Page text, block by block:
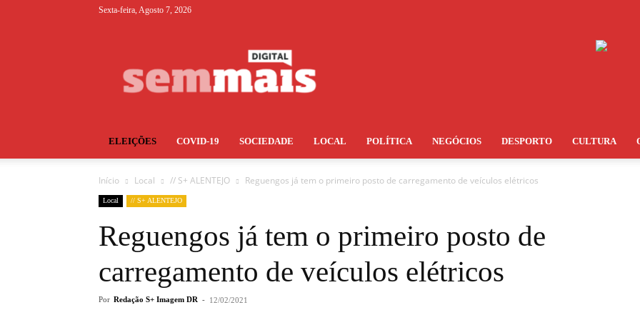
Sexta-feira, Agosto 7, 2026
ELEIÇÕES COVID-19 SOCIEDADE LOCAL POLÍTICA NEGÓCIOS DESPORTO CULTURA
Início Local // S+ ALENTEJO Reguengos já tem o primeiro posto de carregamento de veículos elétricos
Local // S+ ALENTEJO
Reguengos já tem o primeiro posto de
carregamento de veículos elétricos
Por Redação S+ Imagem DR - 12/02/2021